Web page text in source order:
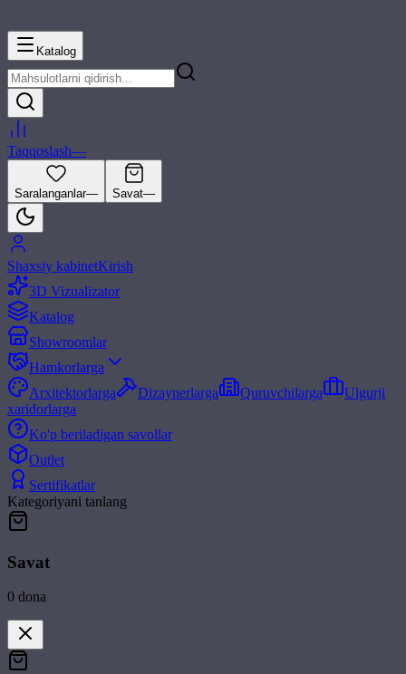
Katalog
Taqqoslash—
Saralanganlar— Savat—
Shaxsiy kabinetKirish
3D Vizualizator
Katalog
Showroomlar
Hamkorlarga
Arxitektorlarga
Dizaynerlarga Quruvchilarga
Ulgurji
xaridorlarga
Ko'p beriladigan savollar
Outlet
Sertifikatlar
Kategoriyani tanlang
Savat
0 dona